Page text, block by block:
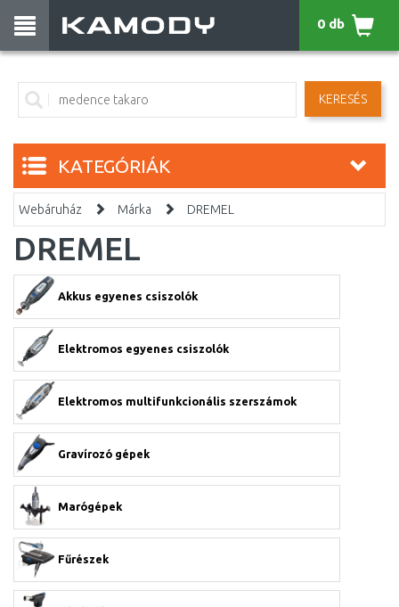
KERESÉS
0 db
KATEGÓRIÁK
Webáruház Márka DREMEL
DREMEL
Akkus egyenes csiszolók
Elektromos egyenes csiszolók
Elektromos multifunkcionális szerszámok
Gravírozó gépek
Marógépek
Fűrészek